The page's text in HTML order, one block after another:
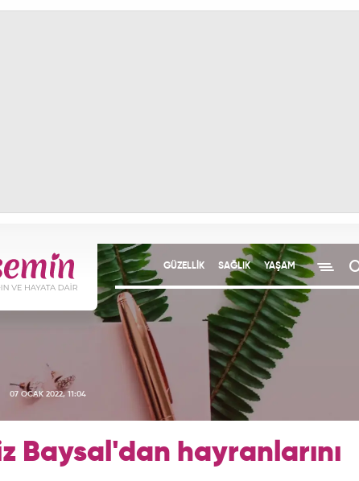
GÜZELLİK SAĞLIK YAŞAM
07 OCAK 2022, 11:04
Baysal'dan hayranlarını